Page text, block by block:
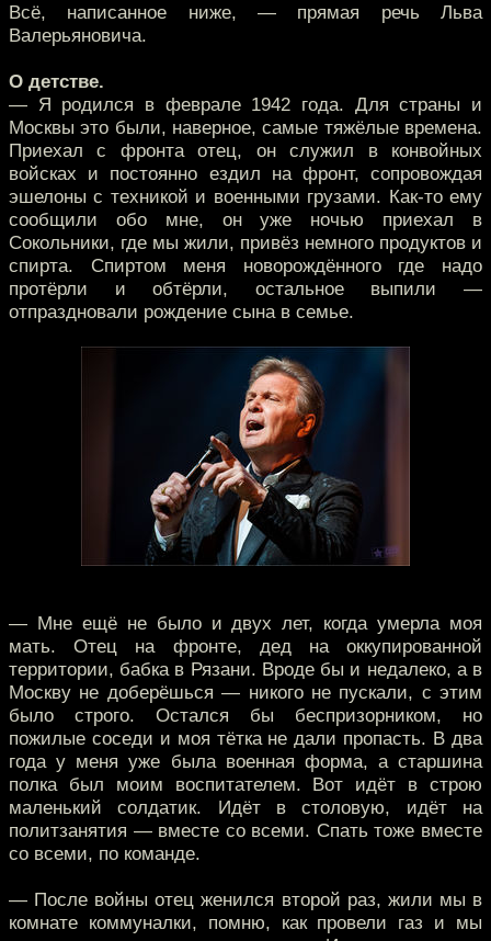
Всё, написанное ниже, — прямая речь Льва
Валерьяновича.
О детстве.
— Я родился в феврале 1942 года. Для страны и
Москвы это были, наверное, самые тяжёлые времена.
Приехал с фронта отец, он служил в конвойных
войсках и постоянно ездил на фронт, сопровождая
эшелоны с техникой и военными грузами. Как-то ему
сообщили обо мне, он уже ночью приехал в
Сокольники, где мы жили, привёз немного продуктов и
спирта. Спиртом меня новорождённого где надо
протёрли и обтёрли, остальное выпили —
отпраздновали рождение сына в семье.
— Мне ещё не было и двух лет, когда умерла моя
мать. Отец на фронте, дед на оккупированной
территории, бабка в Рязани. Вроде бы и недалеко, а в
Москву не доберёшься — никого не пускали, с этим
было строго. Остался бы беспризорником, но
пожилые соседи и моя тётка не дали пропасть. В два
года у меня уже была военная форма, а старшина
полка был моим воспитателем. Вот идёт в строю
маленький солдатик. Идёт в столовую, идёт на
политзанятия — вместе со всеми. Спать тоже вместе
со всеми, по команде.
— После войны отец женился второй раз, жили мы в
комнате коммуналки, помню, как провели газ и мы